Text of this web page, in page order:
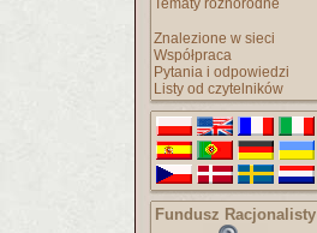
Tematy różnorodne
Znalezione w sieci
Współpraca
Pytania i odpowiedzi
Listy od czytelników
Fundusz Racjonalisty